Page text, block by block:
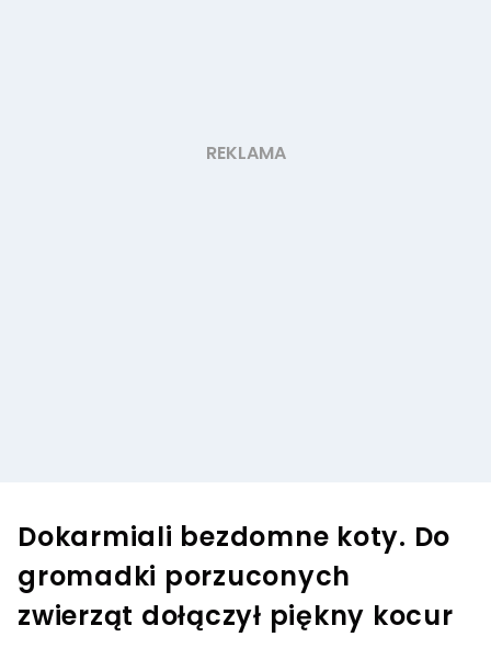
Dokarmiali bezdomne koty. Do
gromadki porzuconych
zwierząt dołączył piękny kocur